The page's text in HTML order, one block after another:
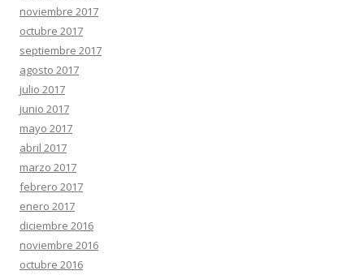
noviembre 2017
octubre 2017
septiembre 2017
agosto 2017
julio 2017
junio 2017
mayo 2017
abril 2017
marzo 2017
febrero 2017
enero 2017
diciembre 2016
noviembre 2016
octubre 2016